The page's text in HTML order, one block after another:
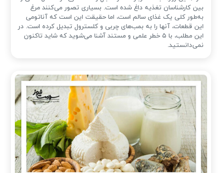
بین کارشناسان تغذیه داغ شده است. بسیاری تصور می‌کنند مرغ
به‌طور کلی یک غذای سالم است، اما حقیقت این است که آناتومی
این قطعات، آنها را به بمب‌های چربی و کلسترول تبدیل کرده است. در
این مطلب، با ۵ خطر علمی و مستند آشنا می‌شوید که شاید تاکنون
نمی‌دانستید.